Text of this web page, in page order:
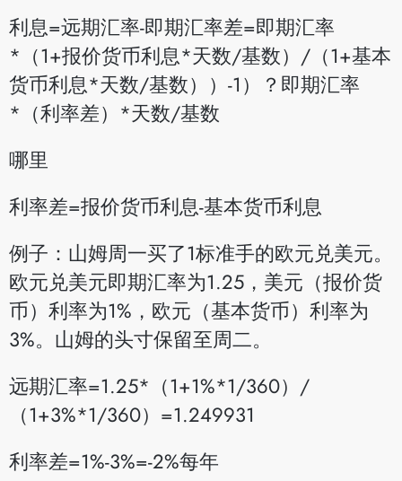
利息=远期汇率-即期汇率差=即期汇率
*（1+报价货币利息*天数/基数）/（1+基本
货币利息*天数/基数））-1）？即期汇率
*（利率差）*天数/基数
哪里
利率差=报价货币利息-基本货币利息
例子：山姆周一买了1标准手的欧元兑美元。
欧元兑美元即期汇率为1.25，美元（报价货
币）利率为1%，欧元（基本货币）利率为
3%。山姆的头寸保留至周二。
远期汇率=1.25*（1+1%*1/360）/
（1+3%*1/360）=1.249931
利率差=1%-3%=-2%每年